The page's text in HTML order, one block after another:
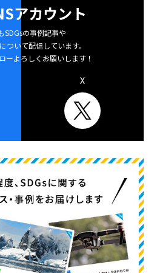
アカウント
SDGsの事例記事や
ついて配信しています。
ーよろしくお願いします！
X